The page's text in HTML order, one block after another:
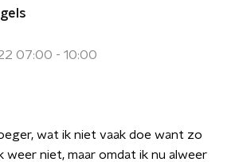
07:00 - 10:00
wat ik niet vaak doe want zo
weer niet, maar omdat ik nu alweer